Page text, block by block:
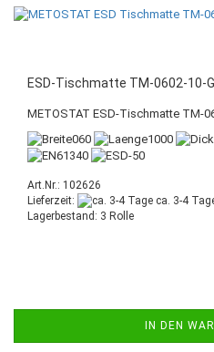
ESD-Tischmatte TM-0602-10-
METOSTAT ESD-Tischmatte TM-
Art.Nr.: 102626
Lieferzeit:
ca. 3-4
Lagerbestand: 3 Rolle
IN DEN